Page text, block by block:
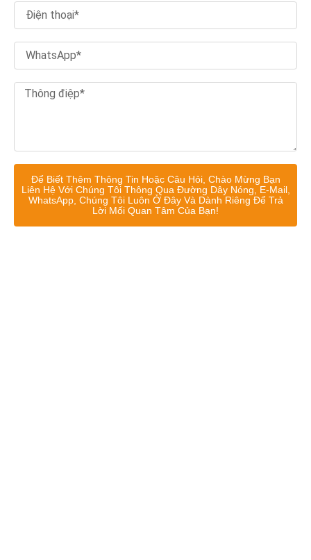
Để Biết Thêm Thông Tin Hoặc Câu Hỏi, Chào Mừng Bạn
Liên Hệ Với Chúng Tôi Thông Qua Đường Dây Nóng, E-Mail,
WhatsApp, Chúng Tôi Luôn Ở Đây Và Dành Riêng Để Trả
Lời Mối Quan Tâm Của Bạn!